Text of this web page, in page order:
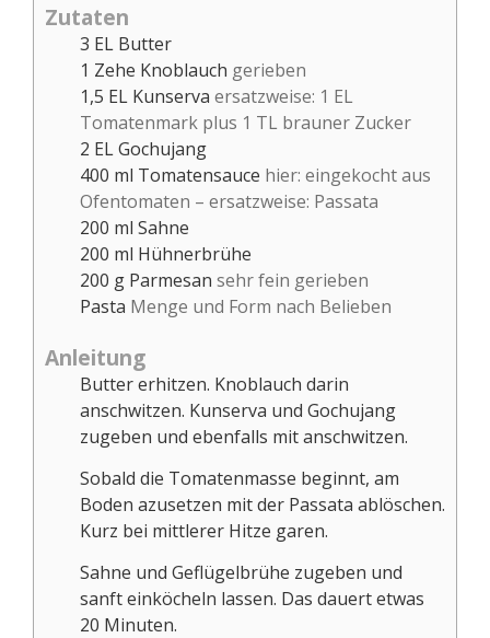
Zutaten
3 EL Butter
1 Zehe Knoblauch gerieben
1,5 EL Kunserva ersatzweise: 1 EL
Tomatenmark plus 1 TL brauner Zucker
2 ELGochujang
400 ml Tomatensauce hier: eingekocht aus
Ofentomaten – ersatzweise: Passata
200 ml Sahne
200 ml Hühnerbrühe
200 g Parmesan sehr fein gerieben
Pasta Menge und Form nach Belieben
Anleitung
Butter erhitzen. Knoblauch darin
anschwitzen. Kunserva und Gochujang
zugeben und ebenfalls mit anschwitzen.
Sobald die Tomatenmasse beginnt, am
Boden azusetzen mit der Passata ablöschen.
Kurz bei mittlerer Hitze garen.
Sahne und Geflügelbrühe zugeben und
sanft einköcheln lassen. Das dauert etwas
20 Minuten.